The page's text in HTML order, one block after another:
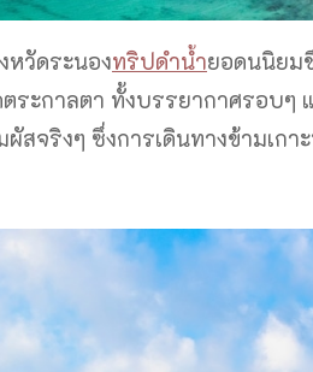
หวัดระนองทริปดำน้ำยอดนนิยม
ระกาลตา ทั้งบรรยากาศรอบๆ
สจริงๆ ซึ่งการเดินทางข้ามเกา